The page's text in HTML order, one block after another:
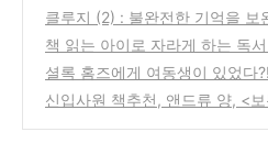
과연 믿을 만한가?
(0)
클루지 (2) : 불완전한 기억을 보
억술
(0)
책 읽는 아이로 자라게 하는 독서
<초등 매일 독서의 힘>
(0)
셜록 홈즈에게 여동생이 있었다
즈> 를 보고나서
(0)
신입사원 책추천, 앤드류 양, <보